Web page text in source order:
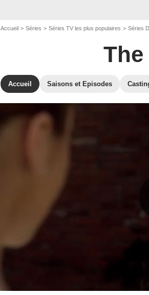
Accueil Séries Séries TV les plus populaires Séries
The
Accueil Saisons et Episodes